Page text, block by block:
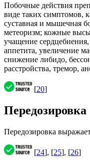
Побочные действия
виде таких симптомов,
суставная и мышечная
метеоризм; кожные
учащение
аппетита, увеличение
снижение либидо,
расстройства, тремор,
[20]
Передозировка
Передозировка
[24], [25], [26]